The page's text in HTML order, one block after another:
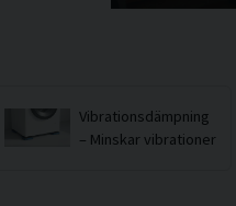
Vibrationsdämpning
– Minskar vibrationer